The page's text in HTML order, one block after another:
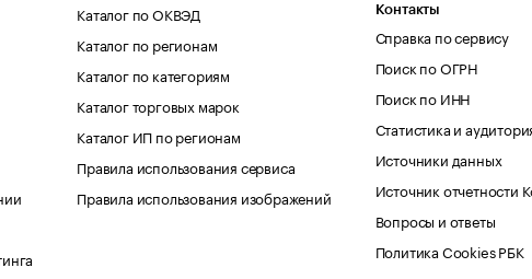
Каталог по ОКВЭД
Каталог по регионам
Каталог по категориям
Каталог торговых марок
Каталог ИП по регионам
Правила использования сервиса
Правила использования изображений
Контакты
Справка по сервису
Поиск по ОГРН
Поиск по ИНН
Статистика и
Источники данных
Источник отчетности
Вопросы и ответы
Политика Cookies РБК